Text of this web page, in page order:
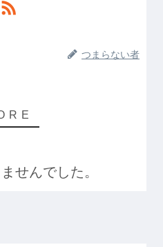
つまらない者
せんでした。